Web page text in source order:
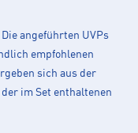
angeführten UVPs
empfohlenen
sich aus der
im Set enthaltenen